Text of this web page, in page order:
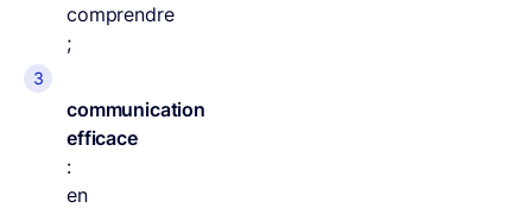
comprendre
;
communication
efficace
:
en